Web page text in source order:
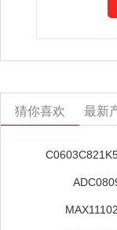
猜你喜欢 最新